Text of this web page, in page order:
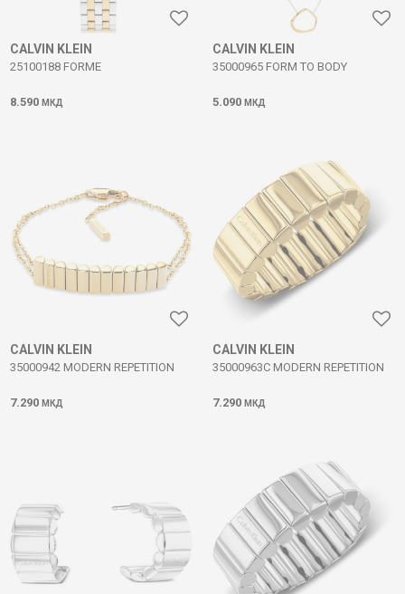
CALVIN KLEIN
25100188 FORME
8.590 МКД
CALVIN KLEIN
35000965 FORM TO BODY
5.090 МКД
CALVIN KLEIN
35000942 MODERN REPETITION
7.290 МКД
CALVIN KLEIN
35000963C MODERN REPETITION
7.290 МКД